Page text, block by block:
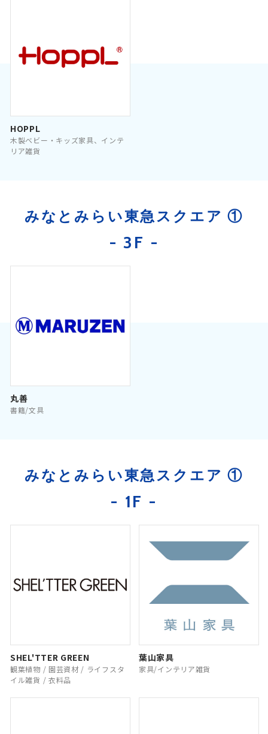
HOPPL
木製ベビー・キッズ家具、インテ
リア雑貨
みなとみらい東急スクエア ①
- 3F -
丸善
書籍/文具
みなとみらい東急スクエア ①
- 1F -
SHEL'TTER GREEN
観葉植物 / 園芸資材 / ライフスタ
イル雑貨 / 衣料品
葉山家具
家具/インテリア雑貨